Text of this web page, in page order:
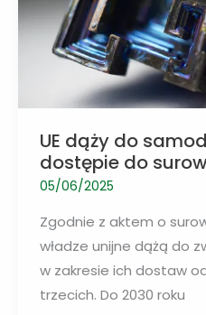
UE dąży do
dostępie do
05/06/2025
Zgodnie z aktem o
władze unijne dążą do
w zakresie ich dostaw
trzecich. Do 2030 roku